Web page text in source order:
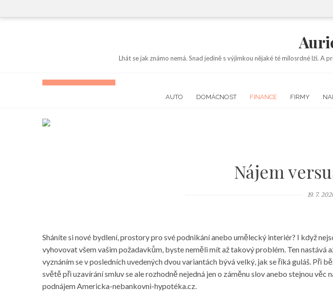
to
Lhát se jak známo nemá. Snad jedině s výjimkou nějaké té milosrdné lži. A
AUTO DOMÁCNOST FINANCE FIRMY
Nájem
19. 7.
Sháníte si nové bydlení, prostory pro své podnikání anebo umělecký interiér? I když
vyhovovat všem vašim požadavkům, byste neměli mít až takový problém. Ten nastává
vyznáním se v posledních uvedených dvou variantách bývá velký, jak se říká guláš. Při
světě při uzavírání smluv se ale rozhodně nejedná jen o záměnu slov anebo stejnou
podnájem Americka-nebankovni-hypotéka.cz